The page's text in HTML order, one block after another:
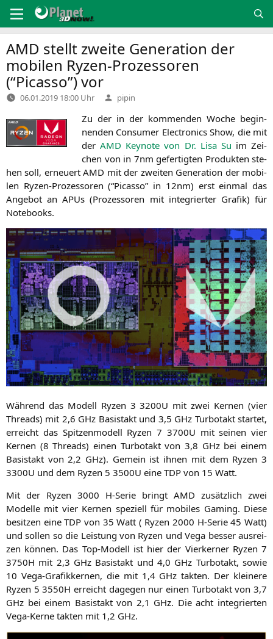
Inhalt
springen
AMD stellt zweite Generation der
mobilen Ryzen-Prozessoren
(“Picasso”) vor
06.01.2019 18:00 Uhr Verfasst
von
pipin
Zu der in der kom­men­den Woche begin­
nen­den Con­su­mer Elec­tro­nics Show, die mit
derAMD Key­note von Dr. Lisa Su im Zei­
chen von in 7nm gefer­tig­ten Pro­duk­ten ste­
hen soll, erneu­ertAMD mit der zwei­ten Gene­ra­ti­on der mobi­
len Ryzen-Pro­zes­so­ren (“Picas­so” in 12nm) erst ein­mal das
Ange­bot an APUs (Pro­zes­so­ren mit inte­grier­ter Gra­fik) für
Notebooks.
Wäh­rend das Modell Ryzen 33200U mit zwei Ker­nen (vier
Threads) mit 2,6 GHz Basistakt und 3,5 GHz Tur­bo­takt star­tet,
erreicht das Spit­zen­mo­dell Ryzen 7 3700U mit sei­nen vier
Ker­nen (8 Threads) einen Tur­bo­takt von 3,8 GHz bei einem
Basistakt von 2,2 GHz). Gemein ist ihnen mit dem Ryzen 3
3300U und dem Ryzen 5 3500U eine TDP von 15 Watt.
Mit der Ryzen 3000 H‑Serie bringt AMD zusätz­lich zwei
Model­le mit vier Ker­nen spe­zi­ell für mobi­les Gam­ing. Die­se
besit­zen eineTDP von 35 Watt ( Ryzen 2000 H‑Serie 45 Watt)
und sol­len so die Leis­tung von Ryzen und Vega bes­ser aus­rei­
zen kön­nen. Das Top-Modell ist hier der Vier­ker­ner Ryzen 7
3750H mit 2,3 GHz Basistakt und 4,0 GHz Tur­bo­takt, sowie
10 Vega-Gra­fik­ker­nen, die mit 1,4 GHz tak­ten. Der klei­ne­re
Ryzen 53550H erreicht dage­gen nur einen Tur­bo­takt von 3,7
GHz bei einem Basistakt von 2,1 GHz. Die acht inte­grier­ten
Vega-Ker­ne tak­ten mit 1,2 GHz.